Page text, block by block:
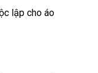
lập cho áo